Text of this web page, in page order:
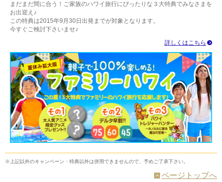
まだまだ間に合う！ご家族のハワイ旅行にぴったりな３大特典でみなさまを
お出迎え♪
この特典は2015年9月30日出発までが対象となります。
今すぐご検討下さいませ♪
詳しくはこちら
※上記以外のキャンペーン・特典以外は併用できませんので、予めご了承下さい。
ページトップへ